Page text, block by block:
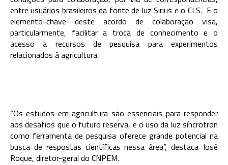
entre usuários brasileiros da fonte de luz Sirius e o CLS. E o
elemento-chave deste acordo de colaboração visa,
particularmente, facilitar a troca de conhecimento e o
acesso a recursos de pesquisa para experimentos
relacionados à agricultura.
“Os estudos em agricultura são essenciais para responder
aos desafios que o futuro reserva, e o uso da luz síncrotron
como ferramenta de pesquisa oferece grande potencial na
busca de respostas científicas nessa área”, destaca José
Roque, diretor-geral do CNPEM.